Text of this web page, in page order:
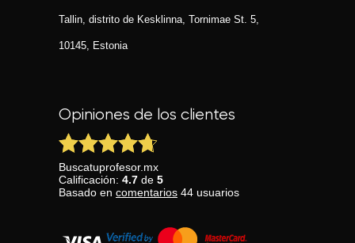
Tallin, distrito de Kesklinna, Tornimаe St. 5,
10145, Estonia
Opiniones de los clientes
Buscatuprofesor.mx
Calificación: 4.7 de 5
Basado en comentarios 44 usuarios